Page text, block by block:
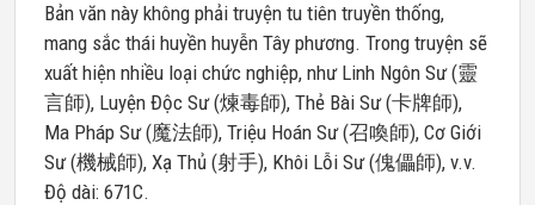
Bản văn này không phải truyện tu tiên truyền thống,
mang sắc thái huyền huyễn Tây phương. Trong truyện sẽ
xuất hiện nhiều loại chức nghiệp, như Linh Ngôn Sư (靈
言師), Luyện Độc Sư (煉毒師), Thẻ Bài Sư (卡牌師),
Ma Pháp Sư (魔法師), Triệu Hoán Sư (召喚師), Cơ Giới
Sư (機械師), Xạ Thủ (射手), Khôi Lỗi Sư (傀儡師), v.v.
Độ dài: 671C.